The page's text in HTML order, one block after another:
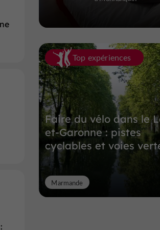
Top expériences
Faire du vélo dans le
et-Garonne : pistes
cyclables et voies
Marmande